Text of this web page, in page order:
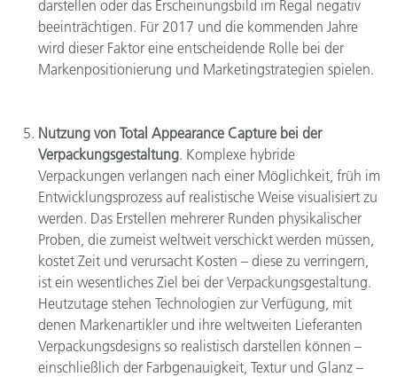
darstellen oder das Erscheinungsbild im Regal negativ
beeinträchtigen. Für 2017 und die kommenden Jahre
wird dieser Faktor eine entscheidende Rolle bei der
Markenpositionierung und Marketingstrategien spielen.
Nutzung von Total Appearance Capture bei der
Verpackungsgestaltung. Komplexe hybride
Verpackungen verlangen nach einer Möglichkeit, früh im
Entwicklungsprozess auf realistische Weise visualisiert zu
werden. Das Erstellen mehrerer Runden physikalischer
Proben, die zumeist weltweit verschickt werden müssen,
kostet Zeit und verursacht Kosten – diese zu verringern,
ist ein wesentliches Ziel bei der Verpackungsgestaltung.
Heutzutage stehen Technologien zur Verfügung, mit
denen Markenartikler und ihre weltweiten Lieferanten
Verpackungsdesigns so realistisch darstellen können –
einschließlich der Farbgenauigkeit, Textur und Glanz –